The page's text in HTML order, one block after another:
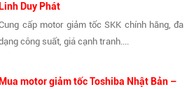
Linh Duy Phát
cấp motor giảm tốc SKK chính hãng, đa
công suất, giá cạnh tranh....
Mua motor giảm tốc Toshiba Nhật Bản –